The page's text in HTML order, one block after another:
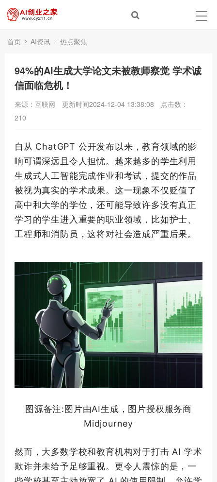
首页 AI资讯 热点聚焦
94%的AI生成大学论文未被教师察觉 学术诚
信面临危机！
来源：互联网 更新时间2024-12-04 13:38:08
点击数：
210
自从 ChatGPT 公开发布以来，教育领域的影
响可谓深远且令人担忧。越来越多的学生利用
生成式人工智能完成作业和考试，提交的作品
被视为真实的学术成果。这一现象不仅贬值了
高中和大学的学位，还可能导致许多没有真正
学习的学生进入重要的职业领域，比如护士、
工程师和消防员，这将对社会造成严重后果。
图源备注:图片由AI生成，图片授权服务商
Midjourney
然而，大多数学校和教育机构对于打击 AI 学术
欺诈并未给予足够重视。更令人震惊的是，一